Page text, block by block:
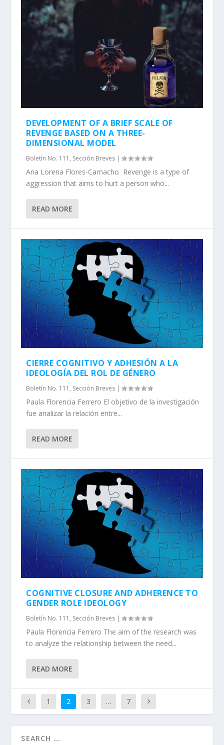
DEVELOPMENT OF A BRIEF SCALE OF
REVENGE BASED ON A THREE-
DIMENSIONAL MODEL
Boletín No. 111 , Sección Breves |
Ana Lorena Flores-Camacho Revenge is a type of
aggression that aims to hurt a person who...
READ MORE
CIERRE COGNITIVO Y ADHESIÓN A LA
IDEOLOGÍA DEL ROL DE GÉNERO
Boletín No. 111 , Sección Breves |
Paula Florencia Ferrero El objetivo de la investigación
fue analizar la relación entre...
READ MORE
COGNITIVE CLOSURE AND ADHERENCE TO
GENDER ROLE IDEOLOGY
Boletín No. 111 , Sección Breves |
Paula Florencia Ferrero The aim of the research was
to analyze the relationship between the need...
READ MORE
1 2 3 … 7